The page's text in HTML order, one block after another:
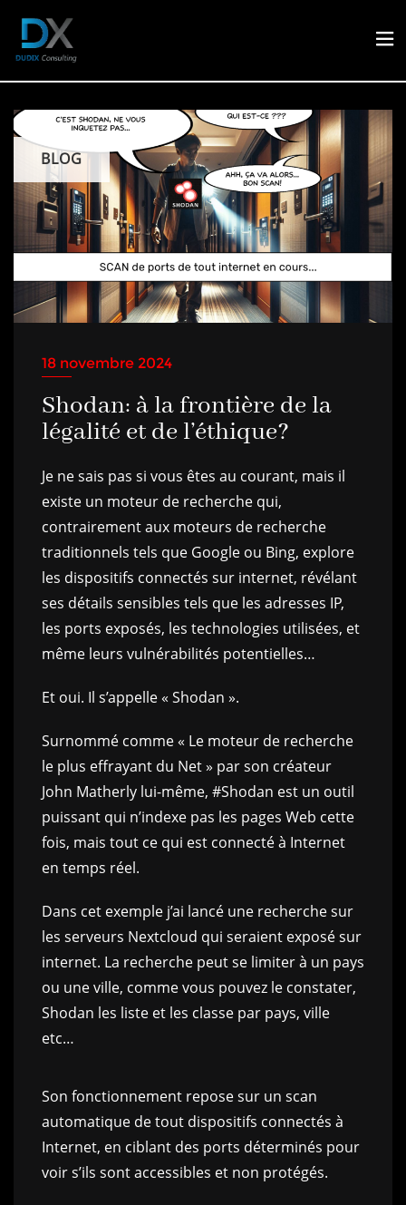
BLOG
18 novembre 2024
Shodan: à la frontière de la
légalité et de l’éthique?
Je ne sais pas si vous êtes au courant, mais il
existe un moteur de recherche qui,
contrairement aux moteurs de recherche
traditionnels tels que Google ou Bing, explore
les dispositifs connectés sur internet, révélant
ses détails sensibles tels que les adresses IP,
les ports exposés, les technologies utilisées, et
même leurs vulnérabilités potentielles…
Et oui. Il s’appelle « Shodan ».
Surnommé comme « Le moteur de recherche
le plus effrayant du Net » par son créateur
John Matherly lui-même, #Shodan est un outil
puissant qui n’indexe pas les pages Web cette
fois, mais tout ce qui est connecté à Internet
en temps réel.
Dans cet exemple j’ai lancé une recherche sur
les serveurs Nextcloud qui seraient exposé sur
internet. La recherche peut se limiter à un pays
ou une ville, comme vous pouvez le constater,
Shodan les liste et les classe par pays, ville
etc…
Son fonctionnement repose sur un scan
automatique de tout dispositifs connectés à
Internet, en ciblant des ports déterminés pour
voir s’ils sont accessibles et non protégés.